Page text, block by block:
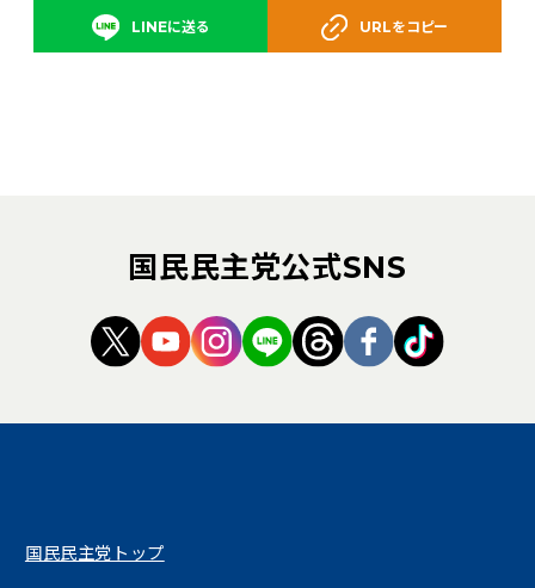
LINEに送る URLをコピー
国民民主党公式SNS
（新しいタブで開く）
（新しいタブで開く）
（新しいタブで開く）
（新しいタブで開く）
（新しいタブで開
（新しいタブ
（新しい
国民民主党トップ